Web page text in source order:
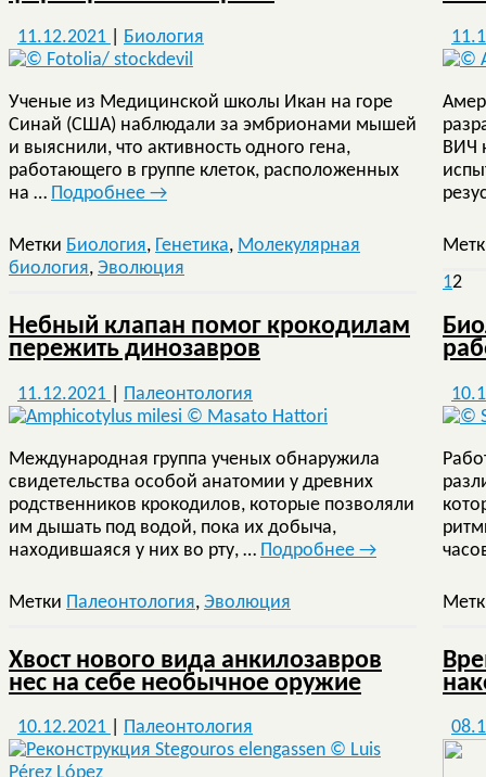
11.12.2021 Биология
Ученые из Медицинской школы Икан на горе
Синай (США) наблюдали за эмбрионами мышей
и выяснили, что активность одного гена,
работающего в группе клеток, расположенных
на … Подробнее →
Метки Биология, Генетика, Молекулярная
биология, Эволюция
ВИЧ
Небный клапан помог крокодилам
пережить динозавров
11.12.2021 Палеонтология
Международная группа ученых обнаружила
свидетельства особой анатомии у древних
родственников крокодилов, которые позволяли
им дышать под водой, пока их добыча,
находившаяся у них во рту, … Подробнее →
Метки Палеонтология, Эволюция
Хвост нового вида анкилозавров
нес на себе необычное оружие
10.12.2021 Палеонтология
12